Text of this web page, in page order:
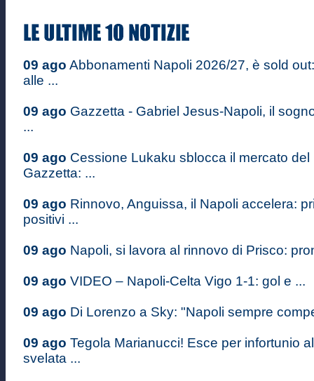
09 ago Abbonamenti Napoli 2026/27, è sold
alle ...
09 ago Gazzetta - Gabriel Jesus-Napoli, il
...
09 ago Cessione Lukaku sblocca il mercato del
Gazzetta: ...
09 ago Rinnovo, Anguissa, il Napoli accelera:
positivi ...
09 ago Napoli, si lavora al rinnovo di Prisco:
09 ago VIDEO – Napoli-Celta Vigo 1-1: gol e ...
09 ago Di Lorenzo a Sky: "Napoli sempre
09 ago Tegola Marianucci! Esce per infortunio
svelata ...